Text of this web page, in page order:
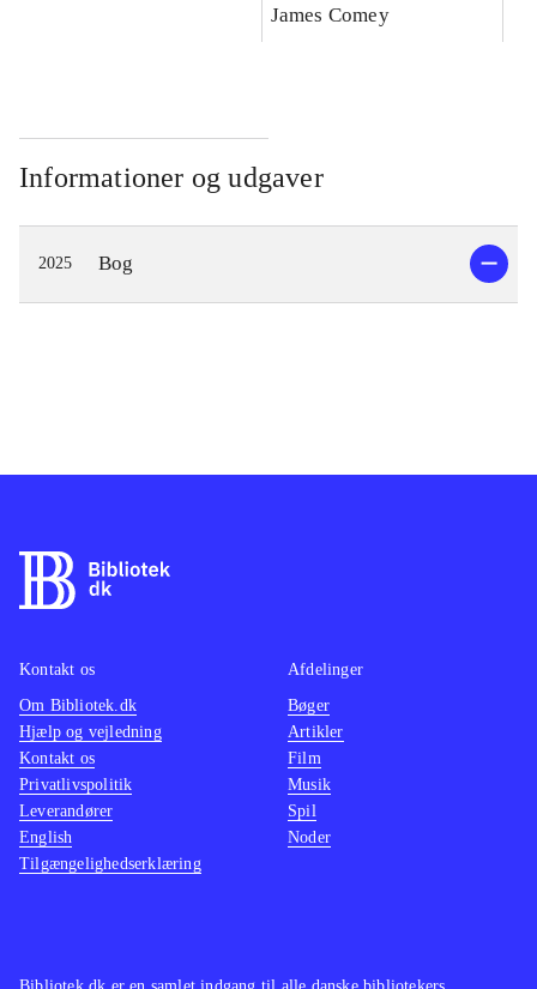
James Comey
Informationer og udgaver
2025 Bog
Kontakt os
Om Bibliotek.dk
Hjælp og vejledning
Kontakt os
Privatlivspolitik
Leverandører
English
Tilgængelighedserklæring
Afdelinger
Bøger
Artikler
Film
Musik
Spil
Noder